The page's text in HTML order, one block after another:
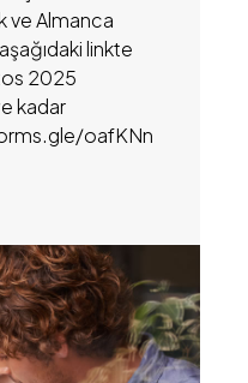
ve Almanca
linkte
2025
kadar
oafKNn